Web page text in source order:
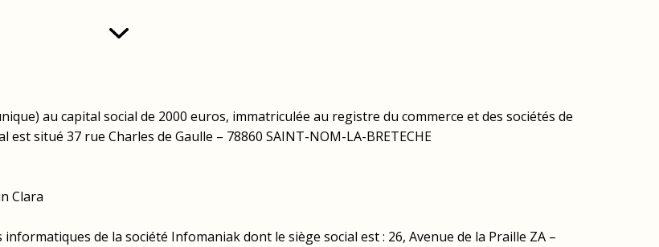
au capital social de 2000 euros, immatriculée au registre du commerce et des sociétés de
situé 37 rue Charles de Gaulle – 78860 SAINT-NOM-LA-BRETECHE
Clara
de la société Infomaniak dont le siège social est : 26, Avenue de la Praille ZA –